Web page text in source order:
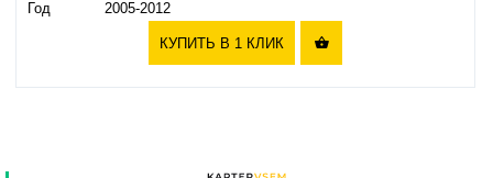
Год
2005-2012
КУПИТЬ В 1 КЛИК 